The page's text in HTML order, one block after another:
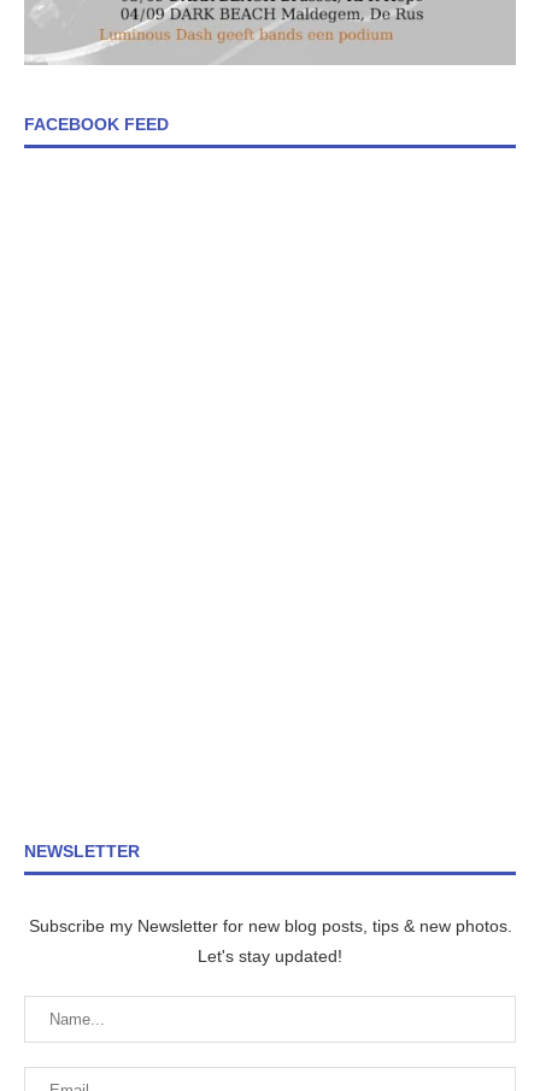
FACEBOOK FEED
NEWSLETTER
Subscribe my Newsletter for new blog posts, tips & new photos.
Let's stay updated!